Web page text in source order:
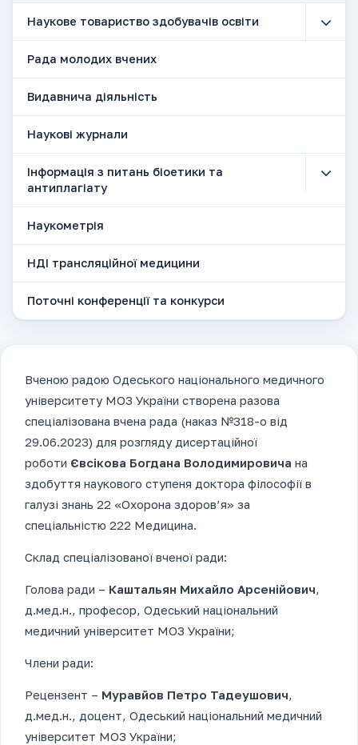
Наукове товариство здобувачів освіти
Рада молодих вчених
Видавнича діяльність
Наукові журнали
Інформація з питань біоетики та
антиплагіату
Наукометрія
НДІ трансляційної медицини
Поточні конференції та конкурси
Вченою радою Одеського національного медичного
університету МОЗ України створена разова
спеціалізована вчена рада (наказ №318-о від
29.06.2023) для розгляду дисертаційної
роботи Євсікова Богдана Володимировича на
здобуття наукового ступеня доктора філософії в
галузі знань 22 «Охорона здоров’я» за
спеціальністю 222 Медицина.
Склад спеціалізованої вченої ради:
Голова ради – Каштальян Михайло Арсенійович,
д.мед.н., професор, Одеський національний
медичний університет МОЗ України;
Члени ради:
Рецензент – Муравйов Петро Тадеушович,
д.мед.н., доцент, Одеський національний медичний
університет МОЗ України;